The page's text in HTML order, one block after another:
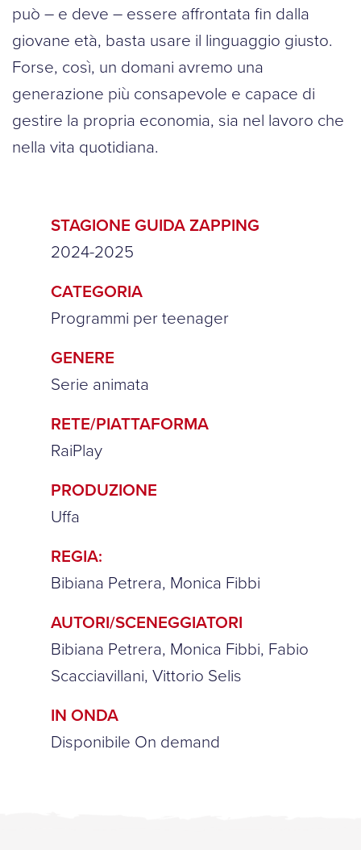
può – e deve – essere affrontata fin dalla
giovane età, basta usare il linguaggio giusto.
Forse, così, un domani avremo una
generazione più consapevole e capace di
gestire la propria economia, sia nel lavoro che
nella vita quotidiana.
STAGIONE GUIDA ZAPPING
2024-2025
CATEGORIA
Programmi per teenager
GENERE
Serie animata
RETE/PIATTAFORMA
RaiPlay
PRODUZIONE
Uffa
REGIA:
Bibiana Petrera, Monica Fibbi
AUTORI/SCENEGGIATORI
Bibiana Petrera, Monica Fibbi, Fabio
Scacciavillani, Vittorio Selis
IN ONDA
Disponibile On demand